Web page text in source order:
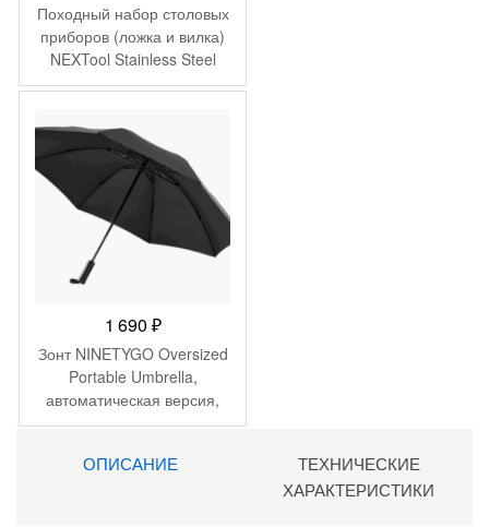
Походный набор столовых
приборов (ложка и вилка)
NEXTool Stainless Steel
Portable Tableware
1 690 ₽
Зонт NINETYGO Oversized
Portable Umbrella,
автоматическая версия,
темно-синий
ОПИСАНИЕ
ТЕХНИЧЕСКИЕ
ХАРАКТЕРИСТИКИ